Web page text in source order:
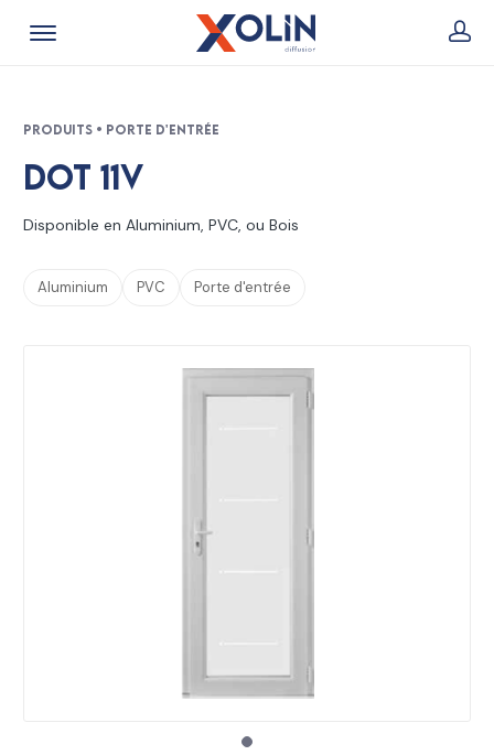
Produits • Porte d'entrée
Dot 11v
Disponible en Aluminium, PVC, ou Bois
Aluminium PVC Porte d'entrée